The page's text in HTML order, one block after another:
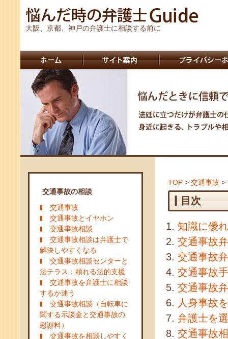
大阪、京都、神戸の弁護士に相談する前に
交通事故の相談
交通事故
交通事故とイヤホン
交通事故相談
交通事故相談は弁護士で
解決しやすくなる
交通事故相談センターと
法テラス：頼れる法的支援
交通事故を弁護士に相談
するか迷う
交通事故相談（自転車に
関する示談金と交通事故の
慰謝料）
交通事故を相談しやすく
TOP > 交通事故 >
目次
知識に優
交通事故
交通事故
交通事故
交通事故
人身事故
弁護士を
交通事故